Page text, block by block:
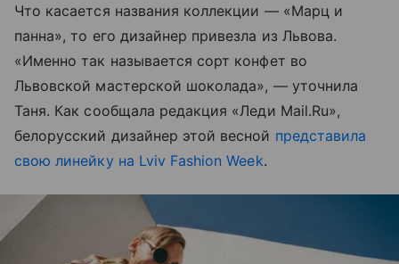
Что касается названия коллекции — «Марц и
панна», то его дизайнер привезла из Львова.
«Именно так называется сорт конфет во
Львовской мастерской шоколада», — уточнила
Таня. Как сообщала редакция «Леди Mail.Ru»,
белорусский дизайнер этой весной представила
свою линейку на Lviv Fashion Week.